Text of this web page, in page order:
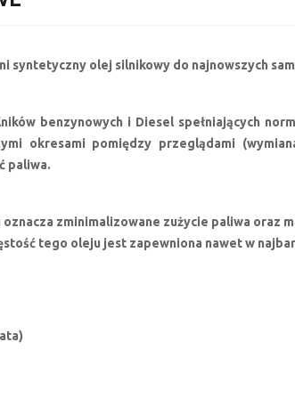
syntetyczny olej silnikowy do najnowszych
benzynowych i Diesel spełniających
okresami pomiędzy przeglądami
paliwa.
zminimalizowane zużycie paliwa oraz
tego oleju jest zapewniona nawet w